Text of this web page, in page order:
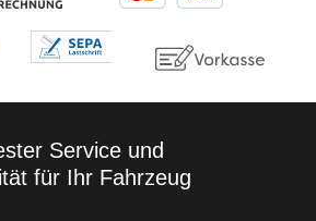
Service und
für Ihr Fahrzeug